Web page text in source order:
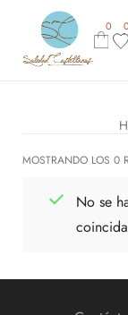
0
MOSTRANDO LOS 0
No se